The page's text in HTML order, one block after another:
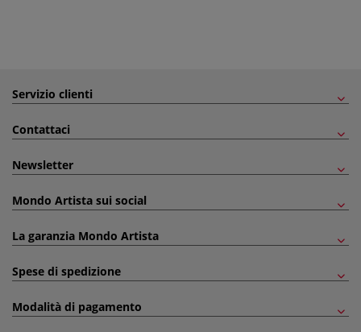
Servizio clienti
Contattaci
Newsletter
Mondo Artista sui social
La garanzia Mondo Artista
Spese di spedizione
Modalità di pagamento